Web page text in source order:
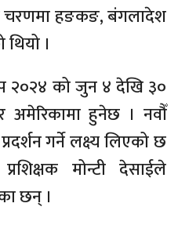
चरणमा हङकङ, बंगलादेश
।
२०२४ को जुन ४ देखि ३०
अमेरिकामा हुनेछ । ​नवौँ
गर्ने लक्ष्य लिएको छ
मोन्टी देसाईले
छन् ।